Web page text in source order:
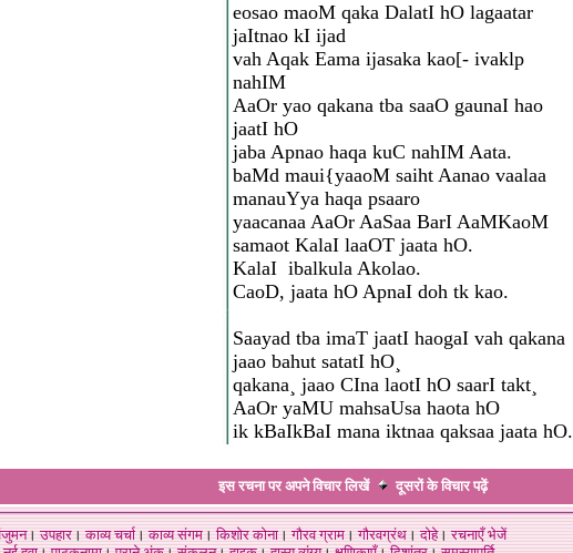
eosao maoM qaka DalatI hO lagaatar
jaItnao kI ijad
vah Aqak Eama ijasaka kao[- ivaklp
nahIM
AaOr yao qakana tba saaO gaunaI hao
jaatI hO
jaba Apnao haqa kuC nahIM Aata.
baMd maui{yaaoM saiht Aanao vaalaa
manauYya haqa psaaro
yaacanaa AaOr AaSaa BarI AaMKaoM
samaot KalaI laaOT jaata hO.
KalaI ­ ibalkula Akolao.
CaoD, jaata hO ApnaI doh tk kao.
Saayad tba imaT jaatI haogaI vah qakana
jaao bahut satatI hO¸
qakana¸ jaao CIna laotI hO saarI takt¸
AaOr yaMU mahsaUsa haota hO­
ik kBaI­kBaI mana iktnaa qak­saa jaata hO.
इस रचना पर अपने विचार लिखें दूसरों के विचारपढ़ें
।उपहार।काव्य चर्चा।काव्य संगम।किशोर कोना।गौरव ग्राम।गौरवग्रंथ।दोहे।रचनाएँ भेजें